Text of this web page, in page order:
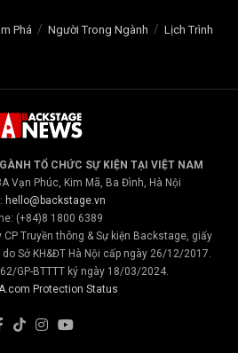
Phá Người Trong Ngành Lịch Trình
TỔ CHỨC SỰ KIỆN TẠI VIỆT NAM
Vạn Phúc, Kim Mã, Ba Đình, Hà Nội
hello@backstage.vn
(+84)8 1800 6389
Truyền thông & Sự kiện Backstage, giấy
Sở KH&ĐT Hà Nội cấp ngày 26/12/2017.
GP-BTTTT ký ngày 18/03/2024.